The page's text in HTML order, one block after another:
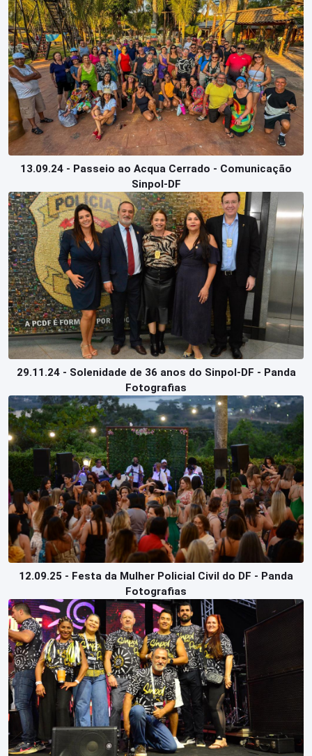
13.09.24 - Passeio ao Acqua Cerrado - Comunicação
Sinpol-DF
29.11.24 - Solenidade de 36 anos do Sinpol-DF - Panda
Fotografias
12.09.25 - Festa da Mulher Policial Civil do DF - Panda
Fotografias